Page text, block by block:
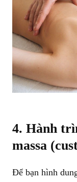
4. Hành
massa
Để bạn hình